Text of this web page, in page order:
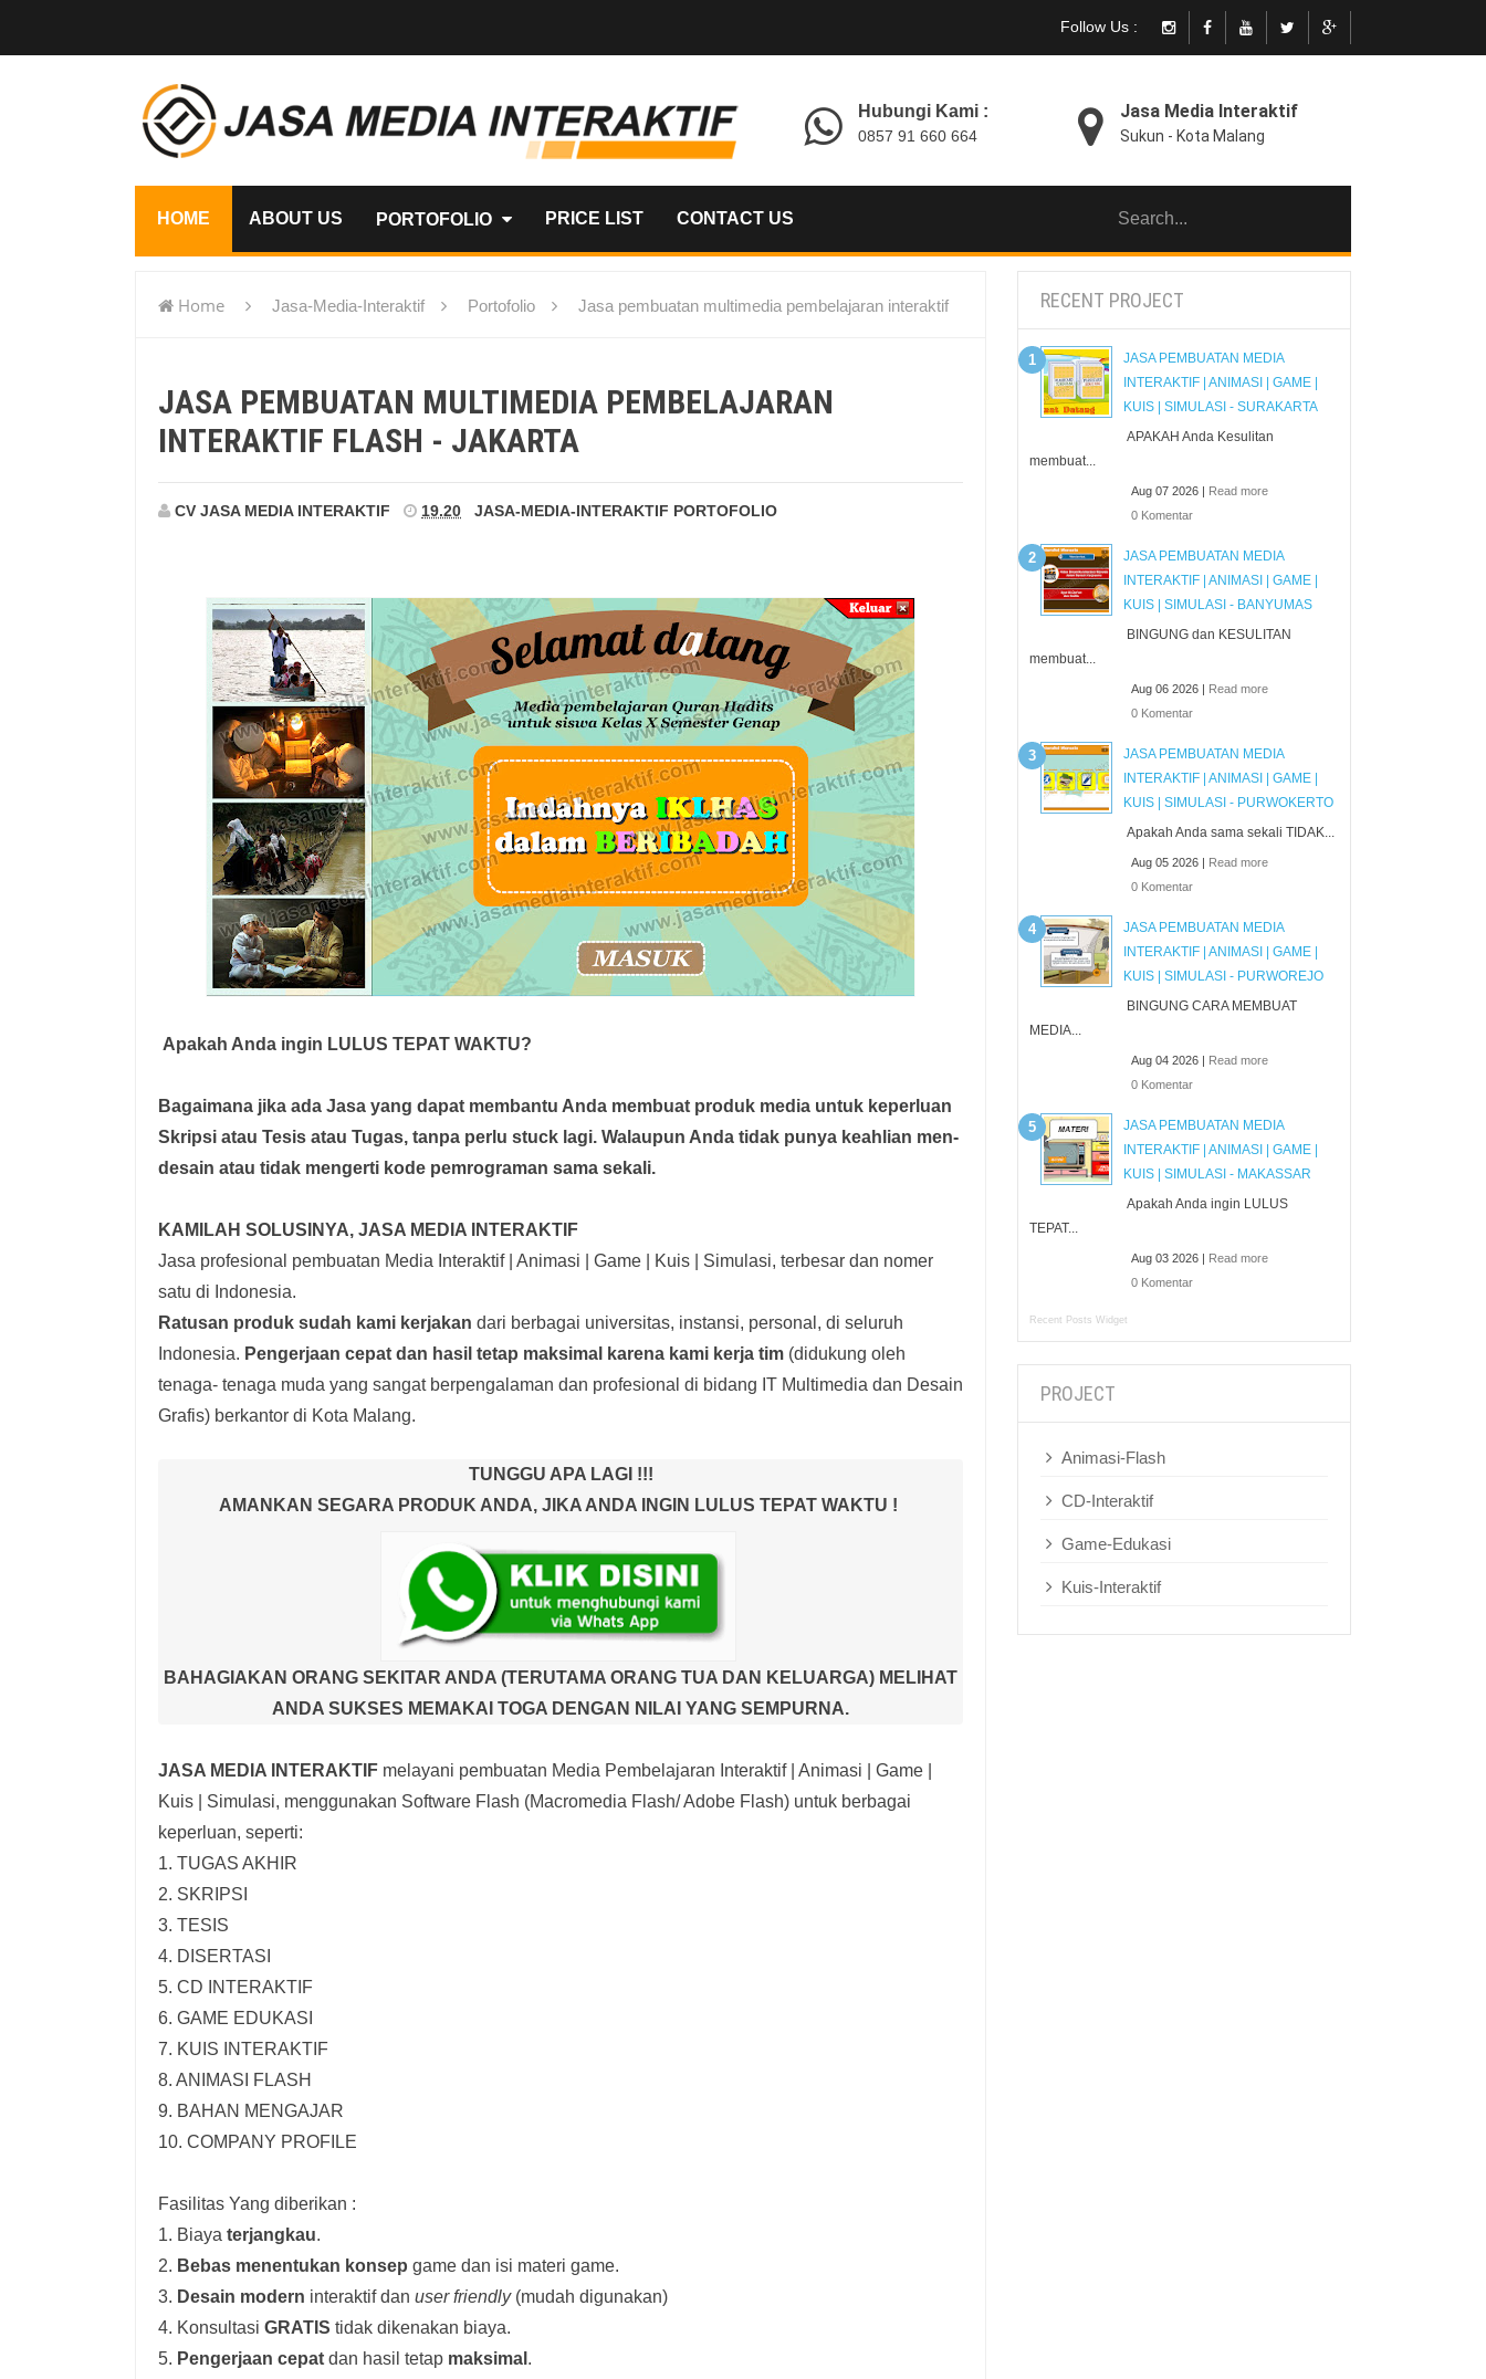
Follow Us :
Hubungi Kami :
0857 91 660 664
Jasa Media Interaktif
Sukun - Kota Malang
HOME ABOUT US PORTOFOLIO PRICE LIST CONTACT US
Home Jasa-Media-Interaktif Portofolio Jasa pembuatan multimedia pembelajaran interaktif
JASA PEMBUATAN MULTIMEDIA PEMBELAJARAN
INTERAKTIF FLASH - JAKARTA
CV JASA MEDIA INTERAKTIF 19.20 JASA-MEDIA-INTERAKTIF PORTOFOLIO
Apakah Anda ingin LULUS TEPAT WAKTU?
Bagaimana jika ada Jasa yang dapat membantu Anda membuat produk media untuk keperluan
Skripsi atau Tesis atau Tugas, tanpa perlu stuck lagi. Walaupun Anda tidak punya keahlian men-
desain atau tidak mengerti kode pemrograman sama sekali.
KAMILAH SOLUSINYA, JASA MEDIA INTERAKTIF
Jasa profesional pembuatan Media Interaktif | Animasi | Game | Kuis | Simulasi, terbesar dan nomer
satu di Indonesia.
Ratusan produk sudah kami kerjakan dari berbagai universitas, instansi, personal, di seluruh
Indonesia. Pengerjaan cepat dan hasil tetap maksimal karena kami kerja tim (didukung oleh
tenaga- tenaga muda yang sangat berpengalaman dan profesional di bidang IT Multimedia dan Desain
Grafis) berkantor di Kota Malang.
TUNGGU APA LAGI !!!
AMANKAN SEGARA PRODUK ANDA, JIKA ANDA INGIN LULUS TEPAT WAKTU !
BAHAGIAKAN ORANG SEKITAR ANDA (TERUTAMA ORANG TUA DAN KELUARGA) MELIHAT
ANDA SUKSES MEMAKAI TOGA DENGAN NILAI YANG SEMPURNA.
JASA MEDIA INTERAKTIF melayani pembuatan Media Pembelajaran Interaktif| Animasi | Game |
Kuis | Simulasi, menggunakan Software Flash (Macromedia Flash/ Adobe Flash) untuk berbagai
keperluan, seperti:
1. TUGAS AKHIR
2. SKRIPSI
3. TESIS
4. DISERTASI
5. CD INTERAKTIF
6. GAME EDUKASI
7. KUIS INTERAKTIF
8. ANIMASI FLASH
9. BAHAN MENGAJAR
10. COMPANY PROFILE
Fasilitas Yang diberikan :
1. Biaya terjangkau.
2. Bebas menentukan konsep game dan isi materi game.
3. Desain modern interaktif dan user friendly(mudah digunakan)
4. Konsultasi GRATIS tidak dikenakan biaya.
5. Pengerjaan cepat dan hasil tetap maksimal .
RECENT PROJECT
JASA PEMBUATAN MEDIA
INTERAKTIF | ANIMASI | GAME |
KUIS | SIMULASI - SURAKARTA
APAKAH Anda Kesulitan
membuat...
Aug 07 2026 | Read more
0 Komentar
JASA PEMBUATAN MEDIA
INTERAKTIF | ANIMASI | GAME |
KUIS | SIMULASI - BANYUMAS
BINGUNG dan KESULITAN
membuat...
Aug 06 2026 | Read more
0 Komentar
JASA PEMBUATAN MEDIA
INTERAKTIF | ANIMASI | GAME |
KUIS | SIMULASI - PURWOKERTO
Apakah Anda sama sekali TIDAK...
Aug 05 2026 | Read more
0 Komentar
JASA PEMBUATAN MEDIA
INTERAKTIF | ANIMASI | GAME |
KUIS | SIMULASI - PURWOREJO
BINGUNG CARA MEMBUAT
MEDIA...
Aug 04 2026 | Read more
0 Komentar
JASA PEMBUATAN MEDIA
INTERAKTIF | ANIMASI | GAME |
KUIS | SIMULASI - MAKASSAR
Apakah Anda ingin LULUS
TEPAT...
Aug 03 2026 | Read more
0 Komentar
Recent Posts Widget
PROJECT
Animasi-Flash
CD-Interaktif
Game-Edukasi
Kuis-Interaktif